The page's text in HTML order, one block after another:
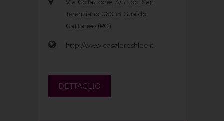
Via Collazzone, 3/3 Loc. San
Terenziano 06035 Gualdo
Cattaneo (PG)
http://www.casaleroshlee.it
DETTAGLIO